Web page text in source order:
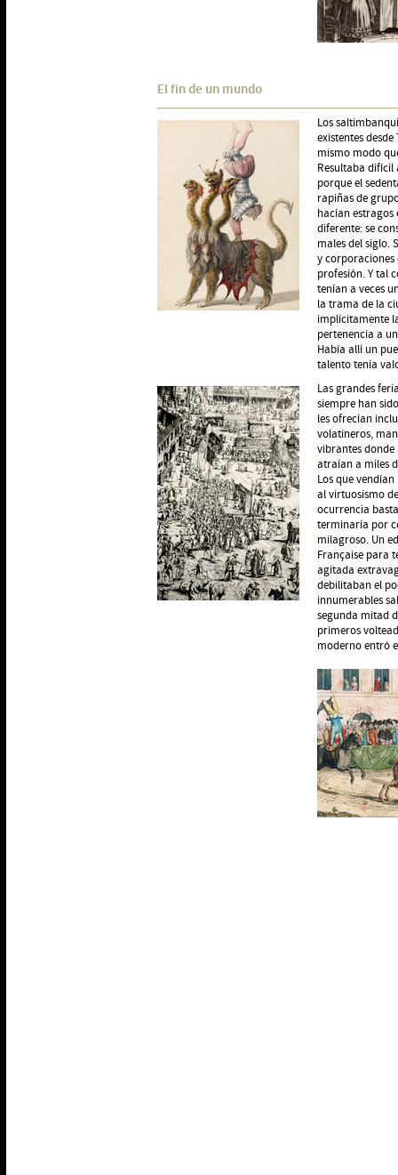
El fin de un mundo
Los
existentes
mismo modo
Resultaba difícil
porque el
rapiñas de
hacían
diferente: se
males del siglo.
y corporaciones
profesión. Y tal
tenían a veces
la trama de la
implícitamente
pertenencia a
Había allí un
talento tenía
Las grandes
siempre han
les ofrecían
volatineros,
vibrantes donde
atraían a miles
Los que
al virtuosismo
ocurrencia
terminaría por
milagroso. Un
Française para
agitada
debilitaban el
innumerables
segunda mitad
primeros
moderno entró